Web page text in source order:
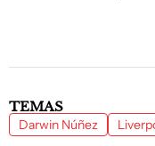
TEMAS
Darwin Núñez